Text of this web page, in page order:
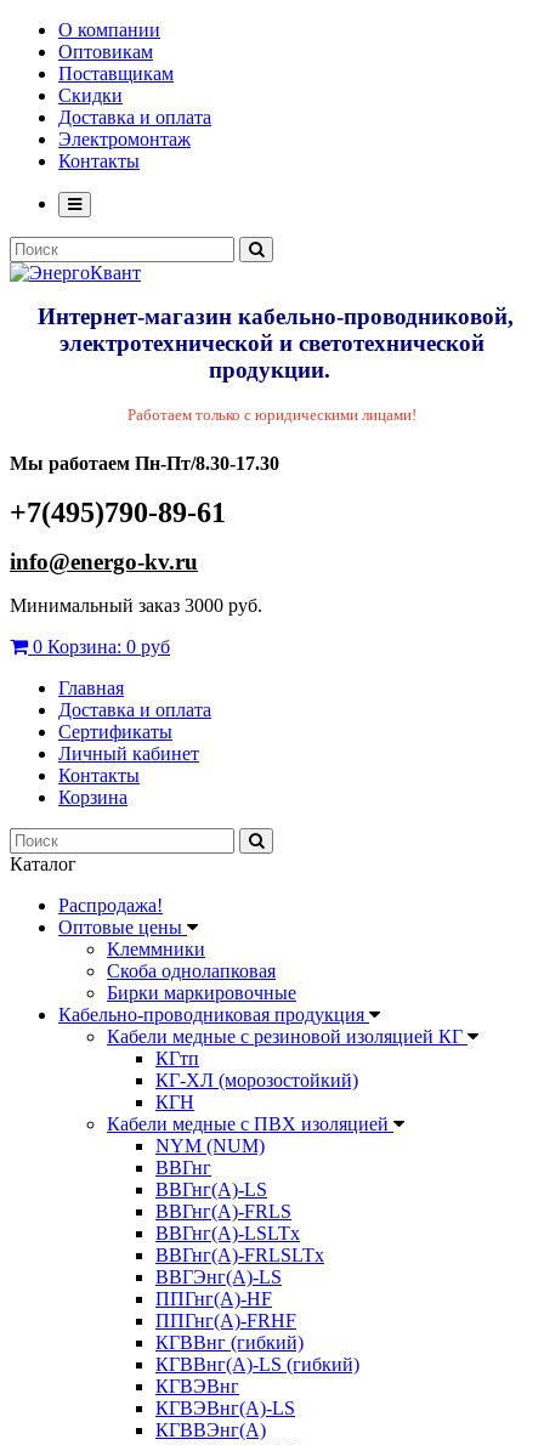
О компании
Оптовикам
Поставщикам
Скидки
Доставка и оплата
Электромонтаж
Контакты
Интернет-магазин кабельно-проводниковой,
электротехнической и светотехнической
продукции.
Работаем только с юридическими лицами!
Мы работаем Пн-Пт/8.30-17.30
+7(495)790-89-61
info@energo-kv.ru
Минимальный заказ 3000 руб.
0 Корзина: 0 руб
Главная
Доставка и оплата
Сертификаты
Личный кабинет
Контакты
Корзина
Каталог
Распродажа!
Оптовые цены
Клеммники
Скоба однолапковая
Бирки маркировочные
Кабельно-проводниковая продукция
Кабели медные с резиновой изоляцией КГ
КГтп
КГ-ХЛ (морозостойкий)
КГН
Кабели медные с ПВХ изоляцией
NYM (NUM)
ВВГнг
ВВГнг(А)-LS
ВВГнг(А)-FRLS
ВВГнг(A)-LSLTx
ВВГнг(A)-FRLSLTx
ВВГЭнг(А)-LS
ППГнг(А)-HF
ППГнг(А)-FRHF
КГВВнг (гибкий)
КГВВнг(А)-LS (гибкий)
КГВЭВнг
КГВЭВнг(А)-LS
КГВВЭнг(А)